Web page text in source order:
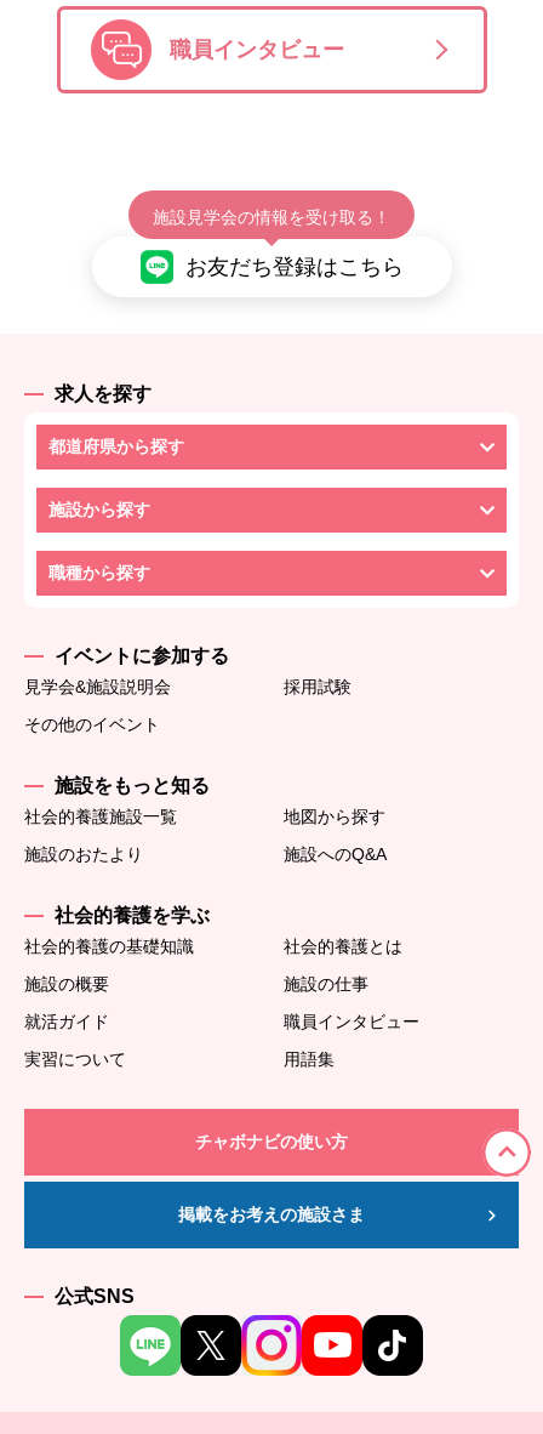
職員インタビュー
施設見学会の情報を受け取る！
お友だち登録はこちら
求人を探す
都道府県から探す
施設から探す
職種から探す
イベントに参加する
見学会&施設説明会
採用試験
その他のイベント
施設をもっと知る
社会的養護施設一覧
地図から探す
施設のおたより
施設へのQ&A
社会的養護を学ぶ
社会的養護の基礎知識
社会的養護とは
施設の概要
施設の仕事
就活ガイド
職員インタビュー
実習について
用語集
チャボナビの使い方
掲載をお考えの施設さま
公式SNS